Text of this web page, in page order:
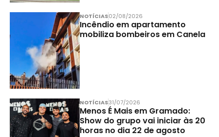
NOTÍCIAS02/08/2026
Incêndio em apartamento
mobiliza bombeiros em Canela
NOTÍCIAS31/07/2026
Menos É Mais em Gramado:
Show do grupo vai iniciar às 20
horas no dia 22 de agosto